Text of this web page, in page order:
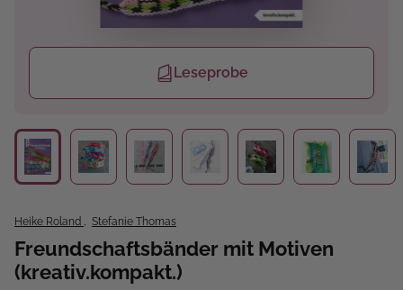
Leseprobe
Heike Roland Stefanie Thomas
Freundschaftsbänder mit Motiven
(kreativ.kompakt.)